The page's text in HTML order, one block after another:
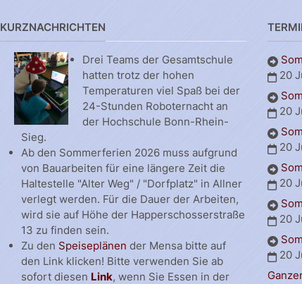
KURZNACHRICHTEN
Drei Teams der Gesamtschule
hatten trotz der hohen
Temperaturen viel Spaß bei der
24-Stunden Roboternacht an
der Hochschule Bonn-Rhein-
Sieg.
Ab den Sommerferien 2026 muss aufgrund
von Bauarbeiten für eine längere Zeit die
Haltestelle "Alter Weg" / "Dorfplatz" in Allner
verlegt werden. Für die Dauer der Arbeiten,
wird sie auf Höhe der Happerschosserstraße
13 zu finden sein.
Zu den Speiseplänen der Mensa bitte auf
den Link klicken! Bitte verwenden Sie ab
sofort diesen Link, wenn Sie Essen in der
20
20
20
20
20
20